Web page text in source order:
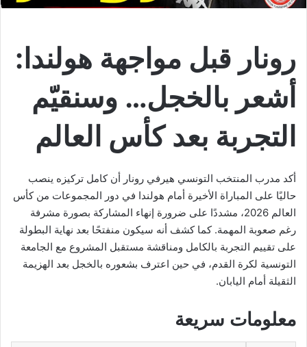
رونار قبل مواجهة هولندا:
أشعر بالخجل… وسنقيّم
التجربة بعد كأس العالم
أكد مدرب المنتخب التونسي هيرفي رونار أن كامل تركيزه ينصب
حاليًا على المباراة الأخيرة أمام هولندا في دور المجموعات من كأس
العالم 2026، مشددًا على ضرورة إنهاء المشاركة بصورة مشرفة
رغم صعوبة المهمة. كما كشف أنه سيكون منفتحًا بعد نهاية البطولة
على تقييم التجربة بالكامل ومناقشة مستقبل المشروع مع الجامعة
التونسية لكرة القدم، في حين اعترف بشعوره بالخجل بعد الهزيمة
الثقيلة أمام اليابان.
معلومات سريعة